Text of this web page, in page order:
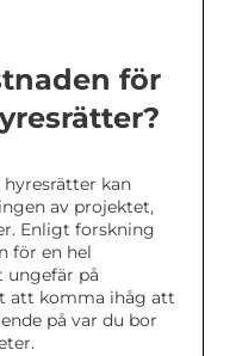
för
kan
av projektet,
Enligt forskning
för en hel
ungefär på
att komma ihåg att
på var du bor